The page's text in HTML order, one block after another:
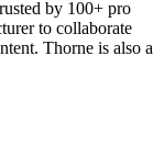
by 100+ pro
to collaborate
Thorne is also a